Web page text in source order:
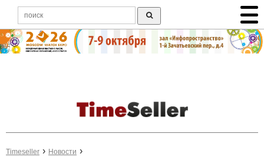
Timeseller Новости